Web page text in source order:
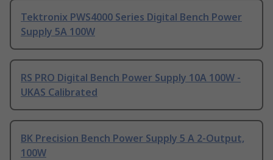
Tektronix PWS4000 Series Digital Bench Power
Supply 5A 100W
RS PRO Digital Bench Power Supply 10A 100W -
UKAS Calibrated
BK Precision Bench Power Supply 5 A 2-Output,
100W